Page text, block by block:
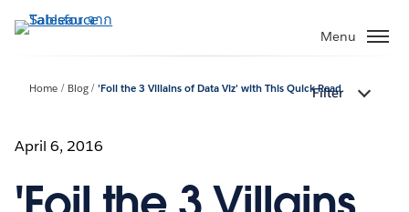
ไป
Menu
Home Blog 'Foil the 3 Villains of Data Viz' with This Quick Read
Filter
April 6, 2016